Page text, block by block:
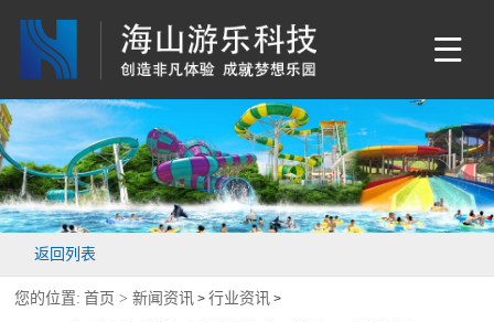
返回列表
您的位置: 首页 >新闻资讯 >行业资讯 >